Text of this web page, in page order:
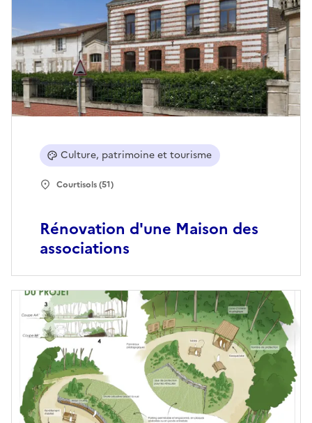
Rénovation d'une Maison des
associations
Culture, patrimoine et tourisme
Courtisols (51)